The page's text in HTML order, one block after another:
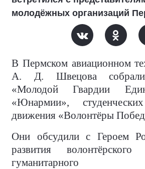
молодёжных организаций
В Пермском авиационном
А. Д. Швецова
«Молодой Гвардии
«Юнармии»,
движения «Волонтёры
Они обсудили с Героем
развития
гуманитарного